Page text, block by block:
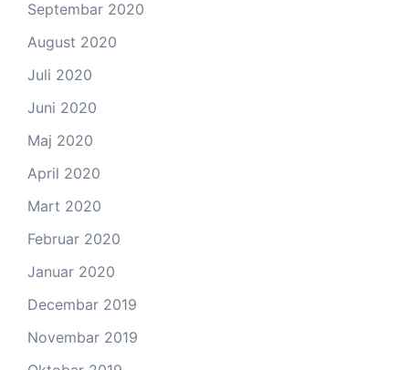
Septembar 2020
August 2020
Juli 2020
Juni 2020
Maj 2020
April 2020
Mart 2020
Februar 2020
Januar 2020
Decembar 2019
Novembar 2019